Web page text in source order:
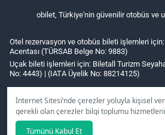
İnternet Sitesi’nde çerezler yoluyla kişisel
gerekli olan çerezler bilgi toplumu
kullanılmaktadır. Tercihleriniz doğrultusunda
Tümünü Kabul Et
obilet, Türkiye'nin güvenilir otobüs ve
Otel rezervasyon ve otobüs bileti işlemleri
Acentası (TÜRSAB Belge No: 9883)
Uçak bileti işlemleri için: Biletall Turizm
No: 4443) | (IATA Üyelik No: 88214125)